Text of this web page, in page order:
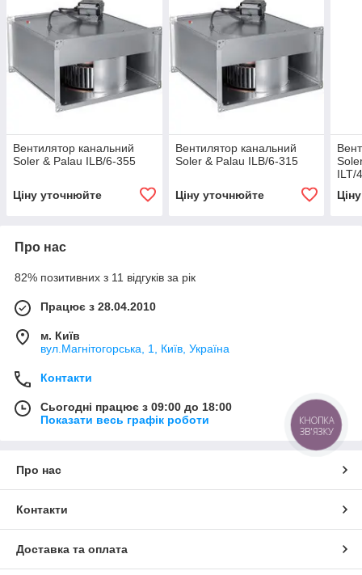
Вентилятор канальний
Soler & Palau ILB/6-355
Ціну уточнюйте
Вентилятор канальний
Soler & Palau ILB/6-315
Ціну уточнюйте
ILT/
Про нас
82% позитивних з 11 відгуків за рік
Працює з 28.04.2010
м. Київ
вул.Магнітогорська, 1, Київ, Україна
Контакти
Сьогодні працює з 09:00 до 18:00
Показати весь графік роботи
Про нас
Контакти
Доставка та оплата
КНОПКА
ЗВ'ЯЗКУ